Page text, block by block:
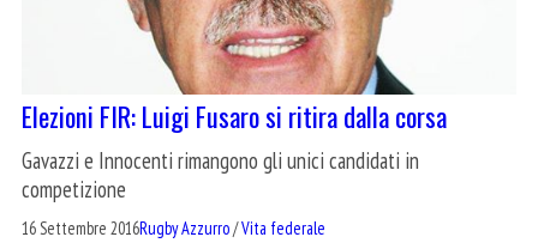
Elezioni FIR: Luigi Fusaro si ritira dalla corsa
Gavazzi e Innocenti rimangono gli unici candidati in
competizione
16 Settembre 2016Rugby Azzurro/Vita federale